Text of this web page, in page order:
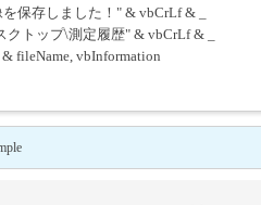
保存しました！" & vbCrLf & _
ップ\測定履歴" & vbCrLf & _
vbInformation